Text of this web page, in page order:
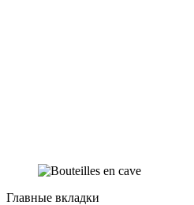
Главные вкладки